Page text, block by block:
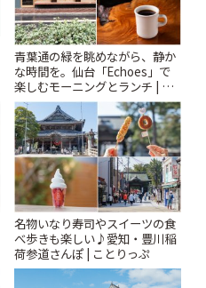
青葉通の緑を眺めながら、静か
な時間を。仙台「Echoes」で
楽しむモーニングとランチ | こ
とりっぷ
名物いなり寿司やスイーツの食
べ歩きも楽しい♪愛知・豊川稲
荷参道さんぽ | ことりっぷ